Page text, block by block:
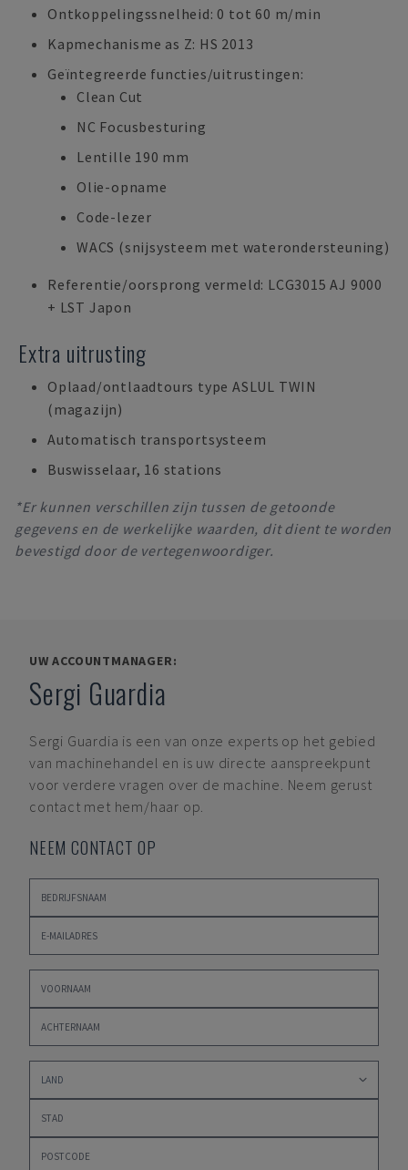
Ontkoppelingssnelheid: 0 tot 60 m/min
Kapmechanisme as Z: HS 2013
Geïntegreerde functies/uitrustingen:
Clean Cut
NC Focusbesturing
Lentille 190 mm
Olie-opname
Code-lezer
WACS (snijsysteem met waterondersteuning)
Referentie/oorsprong vermeld: LCG3015 AJ 9000
+ LST Japon
Extra uitrusting
Oplaad/ontlaadtours type ASLUL TWIN
(magazijn)
Automatisch transportsysteem
Buswisselaar, 16 stations
*Er kunnen verschillen zijn tussen de getoonde
gegevens en de werkelijke waarden, dit dient te worden
bevestigd door de vertegenwoordiger.
UW ACCOUNTMANAGER:
Sergi Guardia
Sergi Guardia is een van onze experts op het gebied
van machinehandel en is uw directe aanspreekpunt
voor verdere vragen over de machine. Neem gerust
contact met hem/haar op.
NEEM CONTACT OP